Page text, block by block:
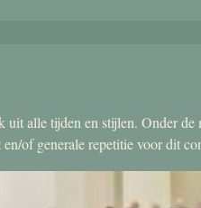
alle tijden en stijlen. Onder
of generale repetitie voor dit